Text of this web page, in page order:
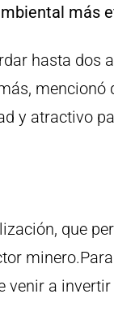
más
hasta dos
mencionó
y atractivo
que
venir a